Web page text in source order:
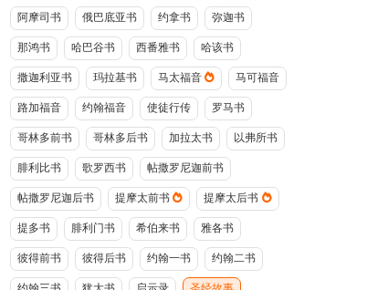
阿摩司书 俄巴底亚书 约拿书 弥迦书
那鸿书 哈巴谷书 西番雅书 哈该书
撒迦利亚书 玛拉基书 马太福音 马可福音
路加福音 约翰福音 使徒行传 罗马书
哥林多前书 哥林多后书 加拉太书 以弗所书
腓利比书 歌罗西书 帖撒罗尼迦前书
帖撒罗尼迦后书 提摩太前书 提摩太后书
提多书 腓利门书 希伯来书 雅各书
彼得前书 彼得后书 约翰一书 约翰二书